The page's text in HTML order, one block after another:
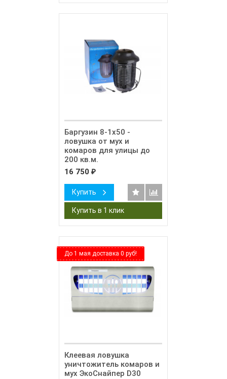
Баргузин 8-1x50 -
ловушка от мух и
комаров для улицы до
200 кв.м.
16 750 ₽
Купить
До 1 мая доставка 0 руб!
Клеевая ловушка
уничтожитель комаров и
мух ЭкоСнайпер D30